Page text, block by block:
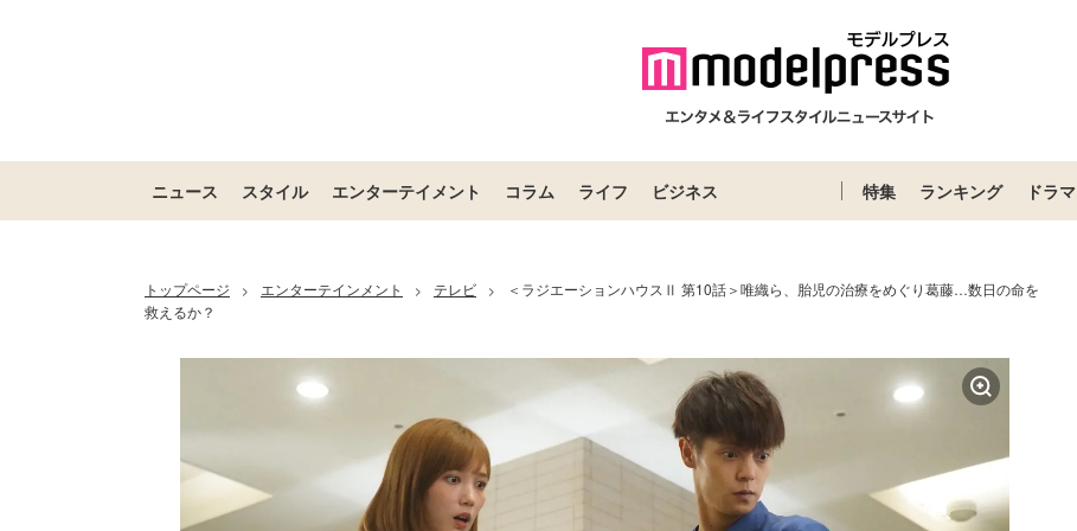
ニュース スタイル エンターテイメント コラム ライフ ビジネス 特集 ランキング ドラマ
トップページ > エンターテインメント > テレビ >
＜ラジエーションハウスⅡ 第10話＞唯織ら、胎児の治療をめぐり葛藤…数日の命を
救えるか？